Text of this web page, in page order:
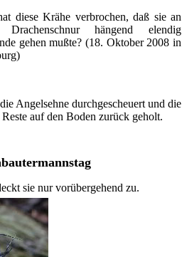
diese Krähe verbrochen, daß sie an
Drachenschnur hängend elendig
gehen mußte? (18. Oktober 2008 in
Angelsehne durchgescheuert und die
auf den Boden zurück geholt.
sie nur vorübergehend zu.